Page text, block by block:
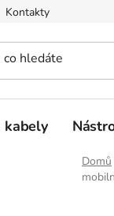
Kontakty
kabely
Domů